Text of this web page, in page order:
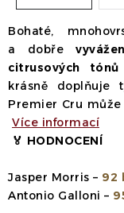
Bohaté,
a dobře
citrusových tónů
krásně doplňuje
Premier Cru
Více informací
🏅 HODNOCENÍ
Jasper Morris – 92
Antonio Galloni –